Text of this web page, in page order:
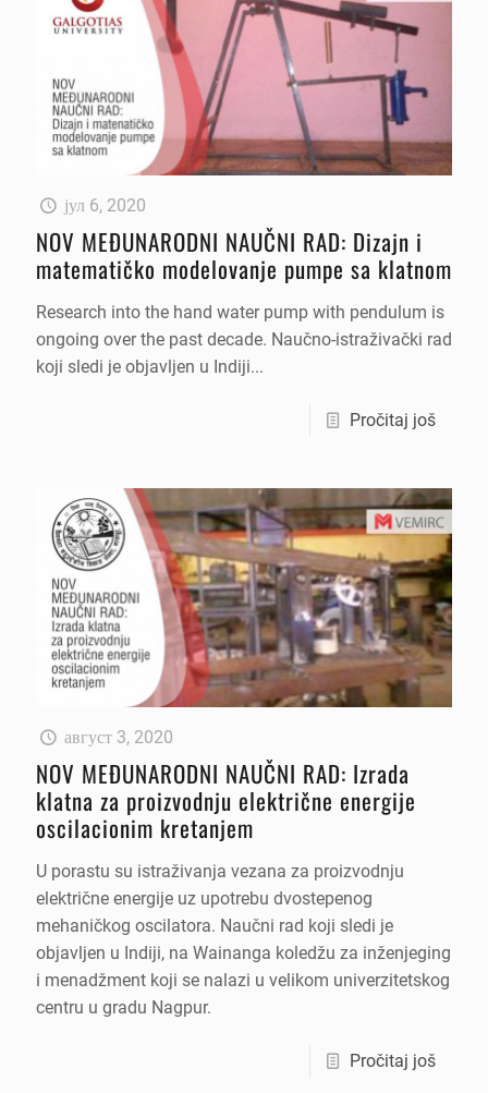
јул 6, 2020
NOV MEĐUNARODNI NAUČNI RAD: Dizajn i
matematičko modelovanje pumpe sa klatnom
Research into the hand water pump with pendulum is
ongoing over the past decade. Naučno-istraživački rad
koji sledi je objavljen u Indiji...
Pročitaj još
август 3, 2020
NOV MEĐUNARODNI NAUČNI RAD: Izrada
klatna za proizvodnju električne energije
oscilacionim kretanjem
U porastu su istraživanja vezana za proizvodnju
električne energije uz upotrebu dvostepenog
mehaničkog oscilatora. Naučni rad koji sledi je
objavljen u Indiji, na Wainanga koledžu za inženjeging
i menadžment koji se nalazi u velikom univerzitetskog
centru u gradu Nagpur.
Pročitaj još